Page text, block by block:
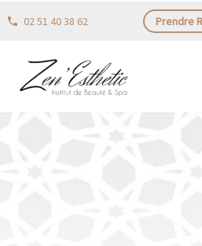
02 51 40 38 62 Prendre